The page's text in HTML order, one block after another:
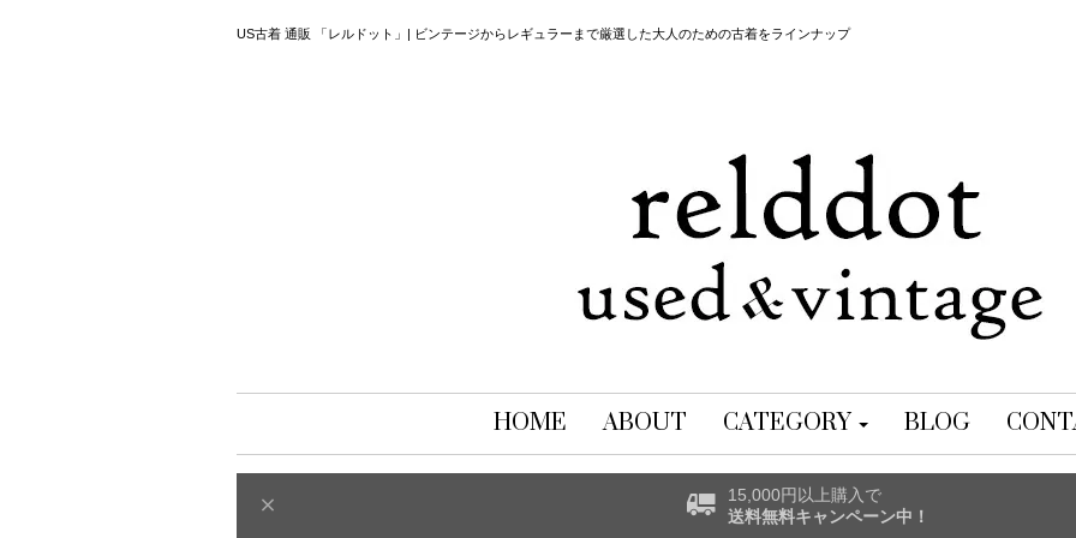
US古着 通販 「レルドット」| ビンテージからレギュラーまで厳選した大人のための古着をラインナップ
HOME ABOUT CATEGORY BLOG
15,000円以上購入で
送料無料キャンペーン中！